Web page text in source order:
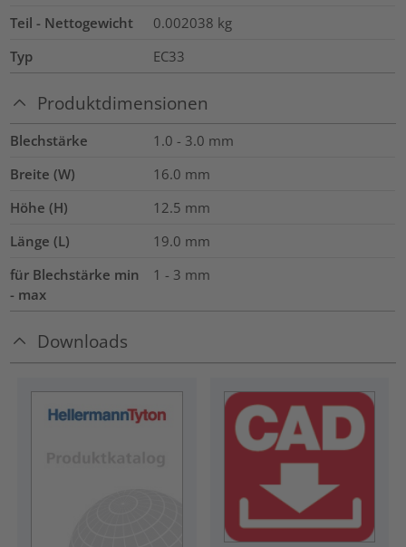
Teil - Nettogewicht
0.002038 kg
Typ
EC33
Produktdimensionen
Blechstärke 1.0 - 3.0 mm
Breite (W)
16.0 mm
Höhe (H)
12.5 mm
Länge (L)
19.0 mm
für Blechstärke min
- max
1 - 3 mm
Downloads